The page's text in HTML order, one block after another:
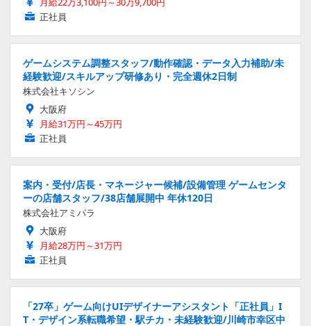
正社員
ゲームシステム調整スタッフ/動作確認・データ入力補助/未
経験歓迎/スキルアップ研修あり・完全週休2日制
株式会社キソシン
大阪府
月給31万円～45万円
正社員
案内・受付/店長・マネージャー候補/設備管理 ゲームセンタ
ーの店舗スタッフ/38店舗展開中 年休120日
株式会社アミパラ
大阪府
月給28万円～31万円
正社員
「27卒」ゲーム向けUIデザイナーアシスタント「正社員」I
T・デザイン系転職希望・駅チカ・未経験歓迎/川崎市幸区中